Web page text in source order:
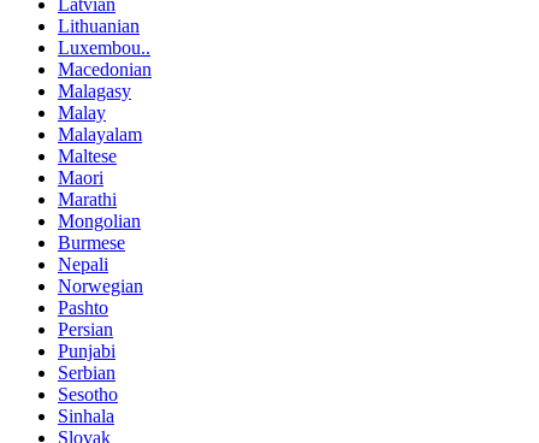
Latvian
Lithuanian
Luxembou..
Macedonian
Malagasy
Malay
Malayalam
Maltese
Maori
Marathi
Mongolian
Burmese
Nepali
Norwegian
Pashto
Persian
Punjabi
Serbian
Sesotho
Sinhala
Slovak